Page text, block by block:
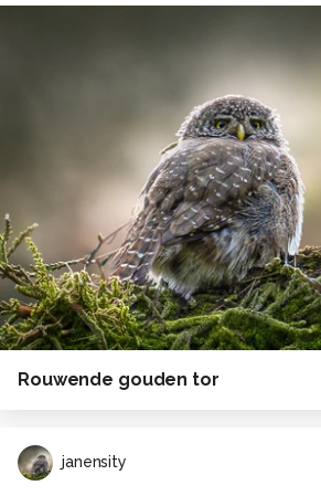
Rouwende gouden tor
janensity